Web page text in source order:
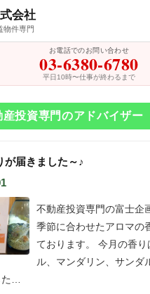
会社
物件専門
お電話でのお問い合わせ
03-6380-6780
平日10時〜仕事が終わるまで
産投資専門のアドバイザー
が届きました～♪
不動産投資専門の富士企
季節に合わせたアロマの
ております。 今月の香
ル、マンダリン、サンダ
…